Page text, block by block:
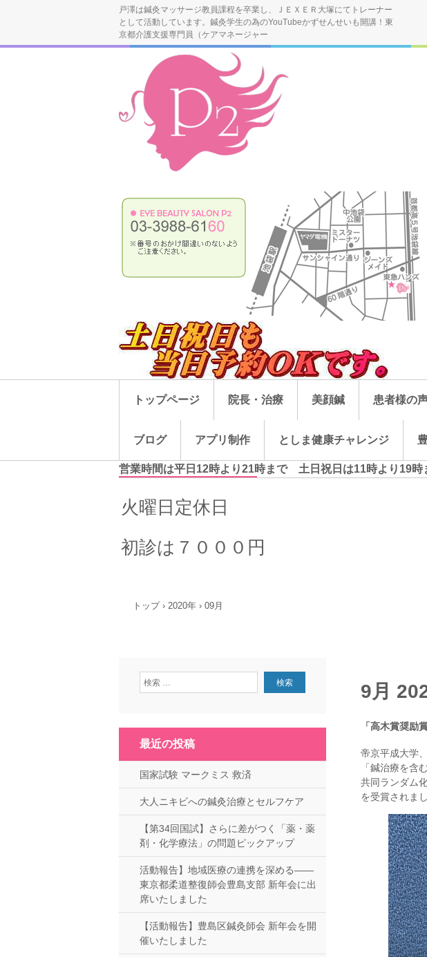
戸澤は鍼灸マッサージ教員課程を卒業し、ＪＥＸＥＲ大塚にてトレーナー
として活動しています。鍼灸学生の為のYouTubeかずせんせいも開講！東
京都介護支援専門員（ケアマネージャー
トップページ 院長・治療 美顔鍼 患者様の
ブログ アプリ制作 としま健康チャレンジ
営業時間は平日12時より21時まで 土日祝日は11時より19
火曜日定休日
初診は７０００円
トップ › 2020年 › 09月
9月
「高木賞奨励賞
帝京平成大学
「鍼治療を含
共同ランダム
を受賞されま
最近の投稿
国家試験 マークミス 救済
大人ニキビへの鍼灸治療とセルフケア
【第34回国試】さらに差がつく「薬・薬
剤・化学療法」の問題ピックアップ
活動報告】地域医療の連携を深める——
東京都柔道整復師会豊島支部 新年会に出
席いたしました
【活動報告】豊島区鍼灸師会 新年会を開
催いたしました